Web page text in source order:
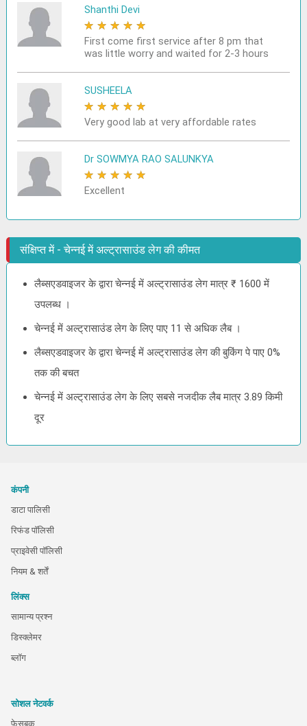
Shanthi Devi
★ ★ ★ ★ ★
First come first service after 8 pm that
was little worry and waited for 2-3 hours
SUSHEELA
★ ★ ★ ★ ★
Very good lab at very affordable rates
Dr SOWMYA RAO SALUNKYA
★ ★ ★ ★ ★
Excellent
संक्षिप्त में - चेन्नई में अल्ट्रासाउंड लेग की कीमत
लैब्सएडवाइजर के द्वारा चेन्नई में अल्ट्रासाउंड लेग मात्र ₹ 1600 में
उपलब्ध ।
चेन्नई में अल्ट्रासाउंड लेग के लिए पाए 11 से अधिक लैब ।
लैब्सएडवाइजर के द्वारा चेन्नई में अल्ट्रासाउंड लेग की बुकिंग पे पाए 0%
तक की बचत
चेन्नई में अल्ट्रासाउंड लेग के लिए सबसे नजदीक लैब मात्र 3.89 किमी
दूर
कंपनी
डाटा पालिसी
रिफंड पॉलिसी
प्राइवेसी पॉलिसी
नियम & शर्तें
लिंक्स
सामान्य प्रश्न
डिस्क्लेमर
ब्लॉग
सोशल नेटवर्क
फेसबुक